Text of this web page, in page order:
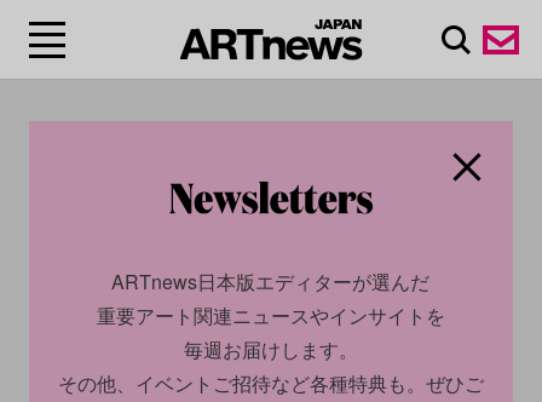
#フランシス・ピカビ
ア/Francis Picabia
ARTnews日本版エディターが選んだ
重要アート関連ニュースやインサイトを
毎週お届けします。
その他、イベントご招待など各種特典も。ぜひご